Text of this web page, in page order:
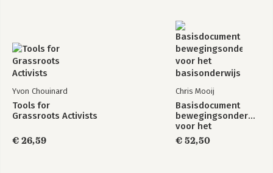
Yvon Chouinard
Tools for
Grassroots Activists
€ 26,59
Chris Mooij
Basisdocument
bewegingsonderwijs
voor het
basisonderwijs
€ 52,50